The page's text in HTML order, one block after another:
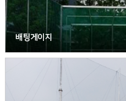
배팅게이지